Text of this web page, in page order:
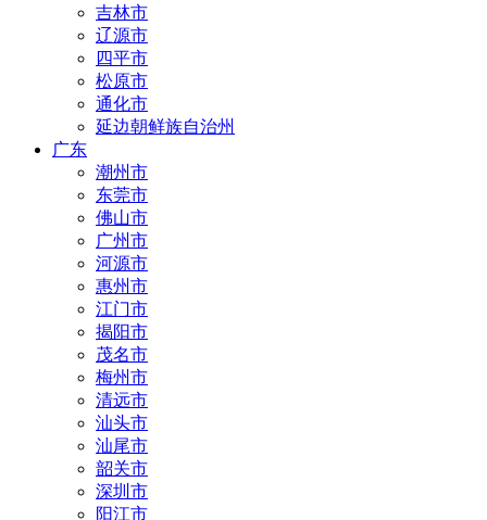
吉林市
辽源市
四平市
松原市
通化市
延边朝鲜族自治州
广东
潮州市
东莞市
佛山市
广州市
河源市
惠州市
江门市
揭阳市
茂名市
梅州市
清远市
汕头市
汕尾市
韶关市
深圳市
阳江市